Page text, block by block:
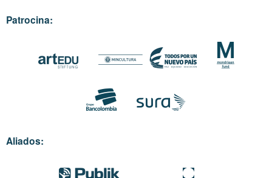
Patrocina:
Aliados: